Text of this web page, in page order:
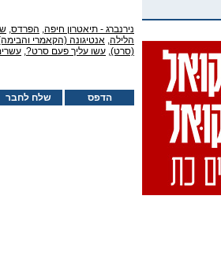
נירנברג - תיאטרון חיפה, הפרדס,
הלילה, אנטיגונה (הקאמרי
(סרט), עשו עליך פעם סרט?,
שלח לחבר הדפס